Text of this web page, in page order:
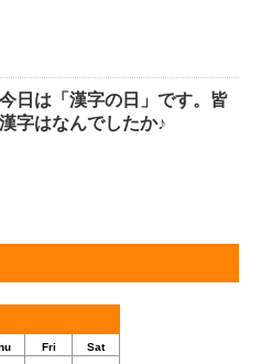
日は「漢字の日」です。皆
字はなんでしたか♪
Fri Sat